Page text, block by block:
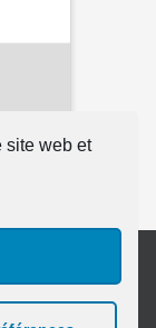
site web et